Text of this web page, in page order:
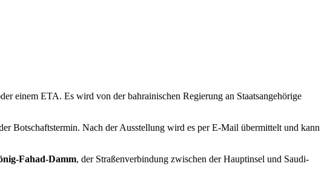
einem ETA. Es wird von der bahrainischen Regierung an Staatsangehörige
Botschaftstermin. Nach der Ausstellung wird es per E-Mail übermittelt und kann
Fahad-Damm, der Straßenverbindung zwischen der Hauptinsel und Saudi-